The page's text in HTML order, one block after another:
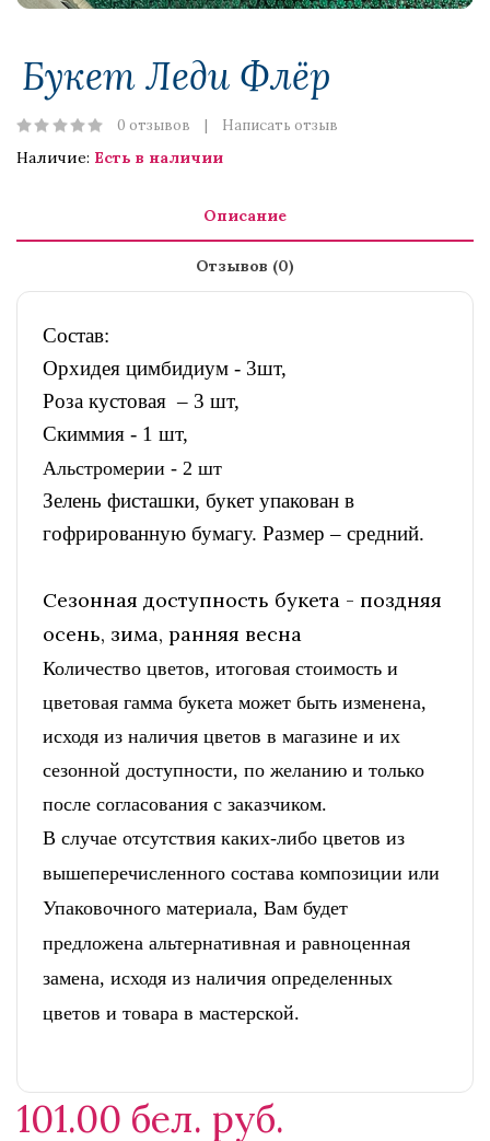
Букет Леди Флёр
0 отзывов Написать отзыв
Наличие: Есть в наличии
Описание
Отзывов (0)
Состав:
Орхидея цимбидиум - 3шт,
Роза кустовая – 3 шт,
Скиммия - 1 шт,
Альстромерии - 2 шт
Зелень фисташки, букет упакован в
гофрированную бумагу. Размер – средний.
Сезонная доступность букета - поздняя
осень, зима, ранняя весна
Количество цветов, итоговая стоимость и
цветовая гамма букета может быть изменена,
исходя из наличия цветов в магазине и их
сезонной доступности, по желанию и только
после согласования с заказчиком.
В случае отсутствия каких-либо цветов из
вышеперечисленного состава композиции или
Упаковочного материала, Вам будет
предложена альтернативная и равноценная
замена, исходя из наличия определенных
цветов и товара в мастерской.
101.00 бел. руб.